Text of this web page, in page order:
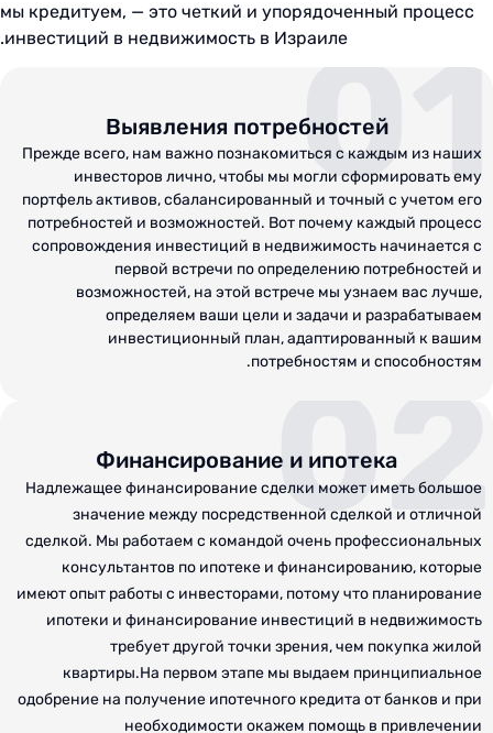
мы кредитуем, — это четкий и упорядоченный процесс
инвестиций в недвижимость в Израиле.01
Выявления потребностей
Прежде всего, нам важно познакомиться с каждым из наших
инвесторов лично, чтобы мы могли сформировать ему
портфель активов, сбалансированный и точный с учетом его
потребностей и возможностей. Вот почему каждый процесс
сопровождения инвестиций в недвижимость начинается с
первой встречи по определению потребностей и
возможностей, на этой встрече мы узнаем вас лучше,
определяем ваши цели и задачи и разрабатываем
инвестиционный план, адаптированный к вашим
потребностям и способностям.
02
Финансирование и ипотека
Надлежащее финансирование сделки может иметь большое
значение между посредственной сделкой и отличной
сделкой. Мы работаем с командой очень профессиональных
консультантов по ипотеке и финансированию, которые
имеют опыт работы с инвесторами, потому что планирование
ипотеки и финансирование инвестиций в недвижимость
требует другой точки зрения, чем покупка жилой
квартиры.На первом этапе мы выдаем принципиальное
одобрение на получение ипотечного кредита от банков и при
необходимости окажем помощь в привлечении